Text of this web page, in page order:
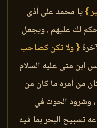
}يا محمد على أذى
لك عليهم ، ويجعل
{ ولا تكن كصاحب
ابن متى عليه السلام
من أمره ما كان من
، وشرود الحوت في
تسبيح البحر بما فيه